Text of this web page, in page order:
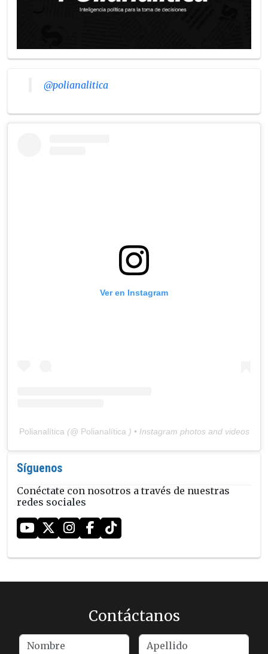
@polianalitica
Ver en Instagram
Polianalítica (@ Polianalítica ) • Instagram photos and videos
Síguenos
Conéctate con nosotros a través de nuestras
redes sociales
Contáctanos